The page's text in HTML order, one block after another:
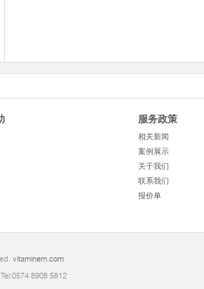
服务政策
相关新闻
案例展示
关于我们
联系我们
报价单
vitaminem.com
8908 5812